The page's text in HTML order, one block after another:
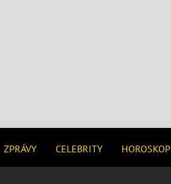
ZPRÁVY CELEBRITY HOROSKOP